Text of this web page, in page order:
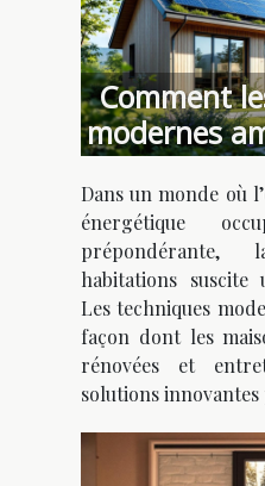
Comment
modernes
la
Dans un monde où
énergétique
habitations
Les techniques
façon dont les
rénovées et
solutions innovantes